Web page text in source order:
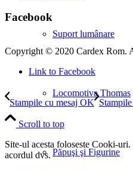
Suport lumânare
Locomotiva Thomas
Păpuşi şi Figurine
Facebook
Copyright © 2020 Cardex Rom.
Link to Facebook
Stampile cu mesaj OK
Scroll to top
Site-ul acesta foloseste Cooki-
acordul dvs.